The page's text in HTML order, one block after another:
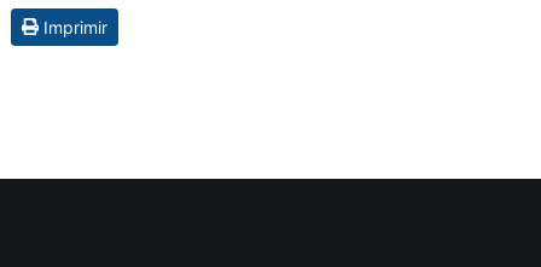
Imprimir